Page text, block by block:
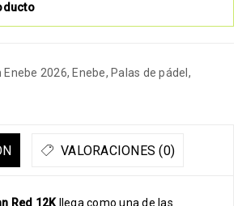
Enebe 2026, Enebe, Palas de pádel ,
VALORACIONES (0)
Red 12K llega como una de las